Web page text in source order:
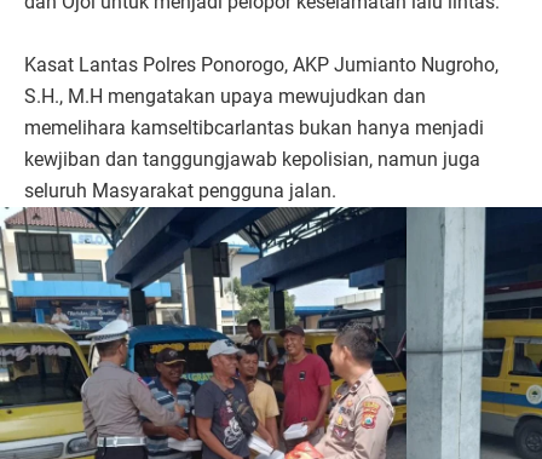
Kasat Lantas Polres Ponorogo, AKP Jumianto Nugroho,
S.H., M.H mengatakan upaya mewujudkan dan
memelihara kamseltibcarlantas bukan hanya menjadi
kewjiban dan tanggungjawab kepolisian, namun juga
seluruh Masyarakat pengguna jalan.